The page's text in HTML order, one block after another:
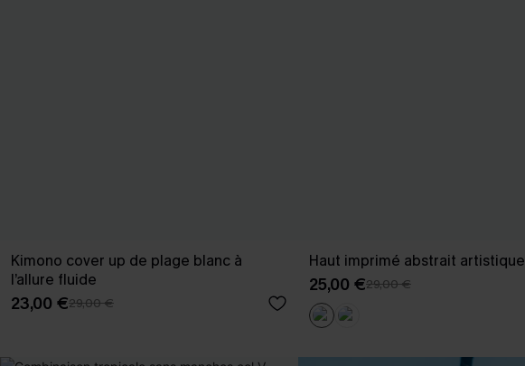
Kimono cover up de plage blanc à
l’allure fluide
23,00 €29,00 €
Haut imprimé abstrait artistique
25,00 €29,00 €